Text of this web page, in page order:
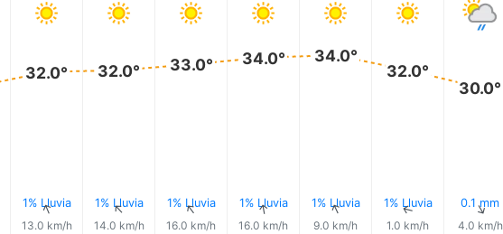
32.0°
1% Lluvia
↑
13.0 km/h
32.0°
1% Lluvia
↑
14.0 km/h
33.0°
1% Lluvia
↑
16.0 km/h
34.0°
1% Lluvia
↑
16.0 km/h
34.0°
1% Lluvia
↑
9.0 km/h
32.0°
1% Lluvia
↑
1.0 km/h
30.0°
0.1 mm
↑
4.0 km/h